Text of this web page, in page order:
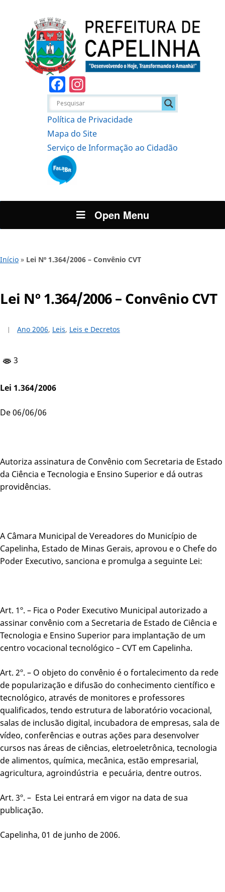
Facebook
Política de Privacidade
Mapa do Site
Serviço de Informação ao Cidadão
Open Menu
Início » Lei Nº 1.364/2006 – Convênio CVT
Lei Nº 1.364/2006 – Convênio CVT
Ano 2006, Leis, Leis e Decretos
3
Lei 1.364/2006
De 06/06/06
Autoriza assinatura de Convênio com Secretaria de Estado
da Ciência e Tecnologia e Ensino Superior e dá outras
providências.
A Câmara Municipal de Vereadores do Município de
Capelinha, Estado de Minas Gerais, aprovou e o Chefe do
Poder Executivo, sanciona e promulga a seguinte Lei:
Art. 1º. – Fica o Poder Executivo Municipal autorizado a
assinar convênio com a Secretaria de Estado de Ciência e
Tecnologia e Ensino Superior para implantação de um
centro vocacional tecnológico – CVT em Capelinha.
Art. 2º. – O objeto do convênio é o fortalecimento da rede
de popularização e difusão do conhecimento científico e
tecnológico, através de monitores e professores
qualificados, tendo estrutura de laboratório vocacional,
salas de inclusão digital, incubadora de empresas, sala de
vídeo, conferências e outras ações para desenvolver
cursos nas áreas de ciências, eletroeletrônica, tecnologia
de alimentos, química, mecânica, estão empresarial,
agricultura, agroindústria e pecuária, dentre outros.
Art. 3º. – Esta Lei entrará em vigor na data de sua
publicação.
Capelinha, 01 de junho de 2006.